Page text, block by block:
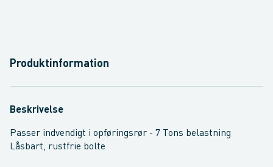
Produktinformation
Beskrivelse
Passer indvendigt i opføringsrør - 7 Tons belastning
Låsbart, rustfrie bolte